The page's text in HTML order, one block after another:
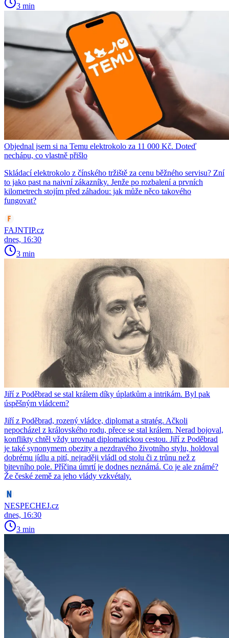
3 min
Objednal jsem si na Temu elektrokolo za 11 000 Kč. Doteď
nechápu, co vlastně přišlo
Skládací elektrokolo z čínského tržiště za cenu běžného servisu? Zní
to jako past na naivní zákazníky. Jenže po rozbalení a prvních
kilometrech stojím před záhadou: jak může něco takového
fungovat?
FAJNTIP.cz
dnes, 16:30
3 min
Jiří z Poděbrad se stal králem díky úplatkům a intrikám. Byl pak
úspěšným vládcem?
Jiří z Poděbrad, rozený vládce, diplomat a stratég. Ačkoli
nepocházel z královského rodu, přece se stal králem. Nerad bojoval,
konflikty chtěl vždy urovnat diplomatickou cestou. Jiří z Poděbrad
je také synonymem obezity a nezdravého životního stylu, holdoval
dobrému jídlu a pití, nejraději vládl od stolu či z trůnu než z
bitevního pole. Příčina úmrtí je dodnes neznámá. Co je ale známé?
Že české země za jeho vlády vzkvétaly.
NESPECHEJ.cz
dnes, 16:30
3 min